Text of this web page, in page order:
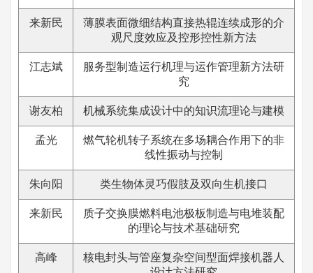
来新民
薄膜表面微细结构直接热辊连续成形的介
观尺度效应及控形控性新方法
江志斌
服务型制造运行机理与运作管理新方法研
究
谢友柏 机械系统集成设计中的知识流理论与建模
孟光
燃气轮机转子系统在多场耦合作用下的非
线性振动与控制
朱向阳 类生物体灵巧假肢及双向生机接口
来新民
质子交换膜燃料电池极板制造与电堆装配
的理论与技术基础研究
高峰
核电封头与管座复杂空间型面焊接机器人